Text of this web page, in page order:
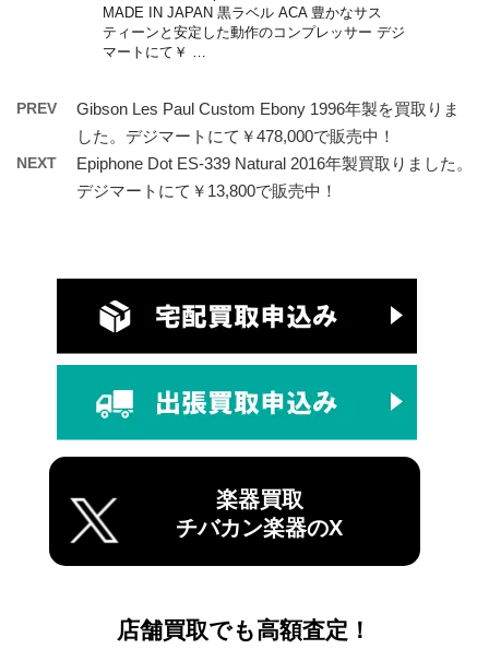
MADE IN JAPAN 黒ラベル ACA 豊かなサス
ティーンと安定した動作のコンプレッサー デジ
マートにて￥ …
PREV
Gibson Les Paul Custom Ebony 1996年製を買取りま
した。デジマートにて￥478,000で販売中！
NEXT
Epiphone Dot ES-339 Natural 2016年製買取りました。
デジマートにて￥13,800で販売中！
楽器買取
チバカン楽器のX
店舗買取でも高額査定！